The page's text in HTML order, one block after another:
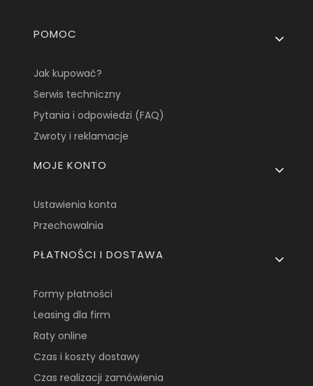
Linki w stopce
POMOC
Jak kupować?
Serwis techniczny
Pytania i odpowiedzi (FAQ)
Zwroty i reklamacje
MOJE KONTO
Ustawienia konta
Przechowalnia
PŁATNOŚCI I DOSTAWA
Formy płatności
Leasing dla firm
Raty online
Czas i koszty dostawy
Czas realizacji zamówienia